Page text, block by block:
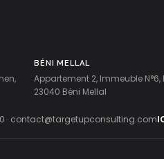
BÉNI MELLAL
Appartement 2, Immeuble N°6,
23040 Béni Mellal
· contact@targetupconsulting.com